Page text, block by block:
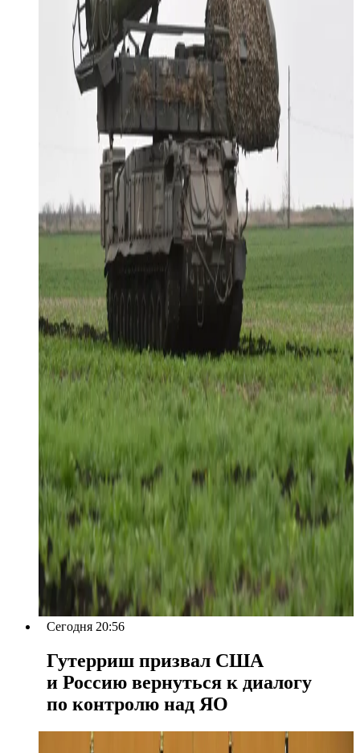
Сегодня 20:56
Гутерриш призвал США
и Россию вернуться к диалогу
по контролю над ЯО